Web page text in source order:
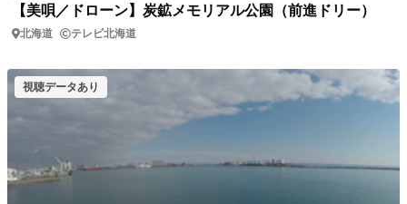
【美唄／ドローン】炭鉱メモリアル公園（前進ドリー）
北海道 テレビ北海道
視聴データあり